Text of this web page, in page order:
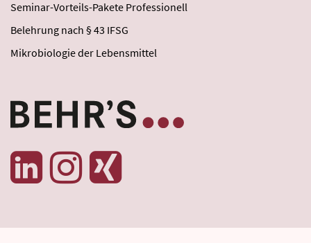
Seminar-Vorteils-Pakete Professionell
Belehrung nach § 43 IFSG
Mikrobiologie der Lebensmittel